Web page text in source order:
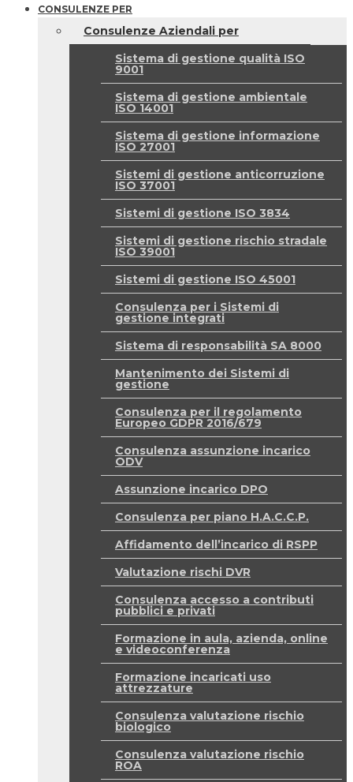
CONSULENZE PER
Consulenze Aziendali per
Sistema di gestione qualità ISO
9001
Sistema di gestione ambientale
ISO 14001
Sistema di gestione informazione
ISO 27001
Sistemi di gestione anticorruzione
ISO 37001
Sistemi di gestione ISO 3834
Sistemi di gestione rischio stradale
ISO 39001
Sistemi di gestione ISO 45001
Consulenza per i Sistemi di
gestione integrati
Sistema di responsabilità SA 8000
Mantenimento dei Sistemi di
gestione
Consulenza per il regolamento
Europeo GDPR 2016/679
Consulenza assunzione incarico
ODV
Assunzione incarico DPO
Consulenza per piano H.A.C.C.P.
Affidamento dell’incarico di RSPP
Valutazione rischi DVR
Consulenza accesso a contributi
pubblici e privati
Formazione in aula, azienda, online
e videoconferenza
Formazione incaricati uso
attrezzature
Consulenza valutazione rischio
biologico
Consulenza valutazione rischio
ROA